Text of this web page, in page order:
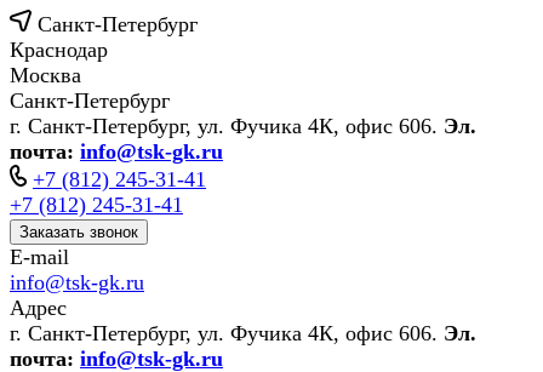
Санкт-Петербург
Краснодар
Москва
Санкт-Петербург
г. Санкт-Петербург, ул. Фучика 4К, офис 606. Эл.
почта: info@tsk-gk.ru
+7 (812) 245-31-41
+7 (812) 245-31-41
Заказать звонок
E-mail
info@tsk-gk.ru
Адрес
г. Санкт-Петербург, ул. Фучика 4К, офис 606. Эл.
почта: info@tsk-gk.ru